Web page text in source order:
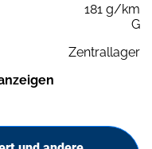
181 g/km
G
Zentrallager